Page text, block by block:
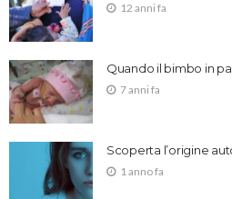
12 anni fa
Quando il bimbo in
7 anni fa
Scoperta l’origine
1 anno fa